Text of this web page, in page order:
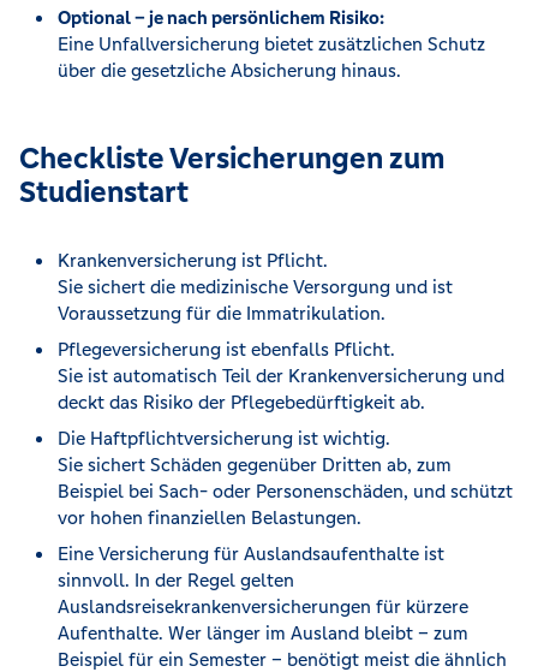
Optional – je nach persönlichem Risiko:
Eine Unfallversicherung bietet zusätzlichen Schutz
über die gesetzliche Absicherung hinaus.
Checkliste Versicherungen zum
Studienstart
Krankenversicherung ist Pflicht.
Sie sichert die medizinische Versorgung und ist
Voraussetzung für die Immatrikulation.
Pflegeversicherung ist ebenfalls Pflicht.
Sie ist automatisch Teil der Krankenversicherung und
deckt das Risiko der Pflegebedürftigkeit ab.
Die Haftpflichtversicherung ist wichtig.
Sie sichert Schäden gegenüber Dritten ab, zum
Beispiel bei Sach- oder Personenschäden, und schützt
vor hohen finanziellen Belastungen.
Eine Versicherung für Auslandsaufenthalte ist
sinnvoll. In der Regel gelten
Auslandsreisekrankenversicherungen für kürzere
Aufenthalte. Wer länger im Ausland bleibt – zum
Beispiel für ein Semester – benötigt meist die ähnlich